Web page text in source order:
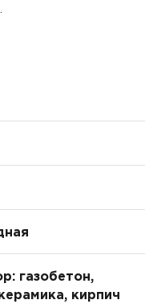
газобетон,
кирпич